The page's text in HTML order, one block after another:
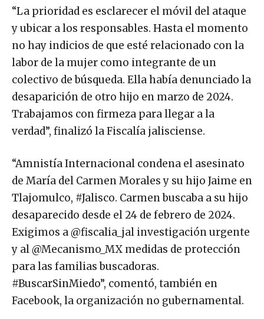
“La prioridad es esclarecer el móvil del ataque
y ubicar a los responsables. Hasta el momento
no hay indicios de que esté relacionado con la
labor de la mujer como integrante de un
colectivo de búsqueda. Ella había denunciado la
desaparición de otro hijo en marzo de 2024.
Trabajamos con firmeza para llegar a la
verdad”, finalizó la Fiscalía jalisciense.
“Amnistía Internacional condena el asesinato
de María del Carmen Morales y su hijo Jaime en
Tlajomulco, #Jalisco. Carmen buscaba a su hijo
desaparecido desde el 24 de febrero de 2024.
Exigimos a @fiscalia_jal investigación urgente
y al @Mecanismo_MX medidas de protección
para las familias buscadoras.
#BuscarSinMiedo”, comentó, también en
Facebook, la organización no gubernamental.